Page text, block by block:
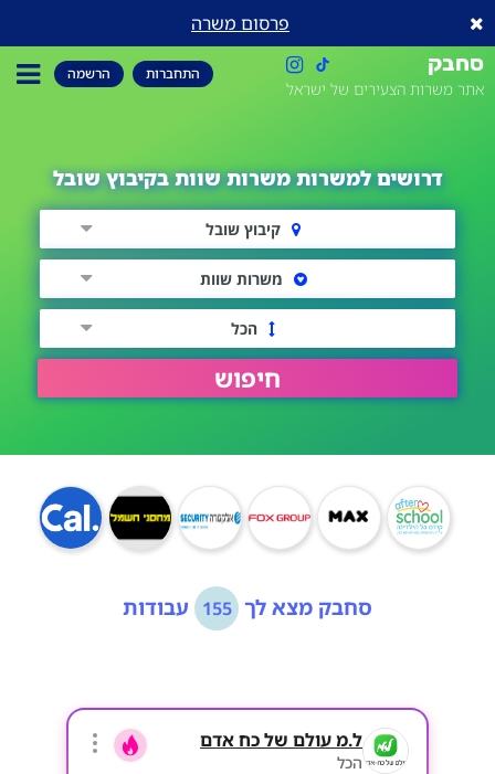
פרסום משרה
סחבק
אתר משרות הצעירים של ישראל
התחברות הרשמה
דרושים למשרות משרות שוות בקיבוץ שובל
קיבוץ שובל
משרות שוות
הכל
חיפוש
סחבק מצא לך 155 עבודות
ל.מ עולם של כח אדם
הכל